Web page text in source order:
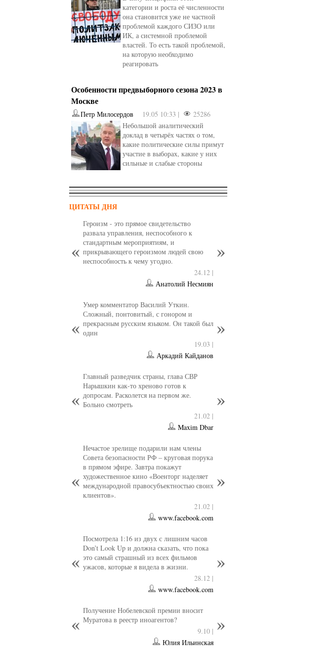
категории и роста её численности
она становится уже не частной
проблемой каждого СИЗО или
ИК, а системной проблемой
властей. То есть такой проблемой,
на которую необходимо
реагировать
Особенности предвыборного сезона 2023 в
Москве
Петр Милосердов 19.05 10:33 |
25286
Небольшой аналитический
доклад в четырёх частях о том,
какие политические силы примут
участие в выборах, какие у них
сильные и слабые стороны
ЦИТАТЫ ДНЯ
Героизм - это прямое свидетельство
развала управления, неспособного к
стандартным мероприятиям, и
прикрывающего героизмом людей свою
неспособность к чему угодно.
24.12 |
Анатолий Несмиян
Умер комментатор Василий Уткин.
Сложный, понтовитый, с гонором и
прекрасным русским языком. Он такой был
один
19.03 |
Аркадий Кайданов
Главный разведчик страны, глава СВР
Нарышкин как-то хреново готов к
допросам. Расколется на первом же.
Больно смотреть
21.02 |
Maxim Dbar
Нечастое зрелище подарили нам члены
Совета безопасности РФ – круговая порука
в прямом эфире. Завтра покажут
художественное кино «Военторг наделяет
международной правосубъектностью своих
клиентов».
21.02 |
www.facebook.com
Посмотрела 1:16 из двух с лишним часов
Don’t Look Up и должна сказать, что пока
это самый страшный из всех фильмов
ужасов, которые я видела в жизни.
28.12 |
www.facebook.com
Получение Нобелевской премии вносит
Муратова в реестр иноагентов?
9.10 |
Юлия Ильинская